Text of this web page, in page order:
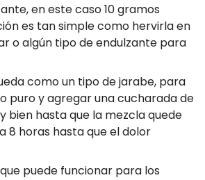
en este caso 10 gramos
es tan simple como hervirla en
o algún tipo de endulzante para
como un tipo de jarabe, para
puro y agregar una cucharada de
bien hasta que la mezcla quede
8 horas hasta que el dolor
puede funcionar para los